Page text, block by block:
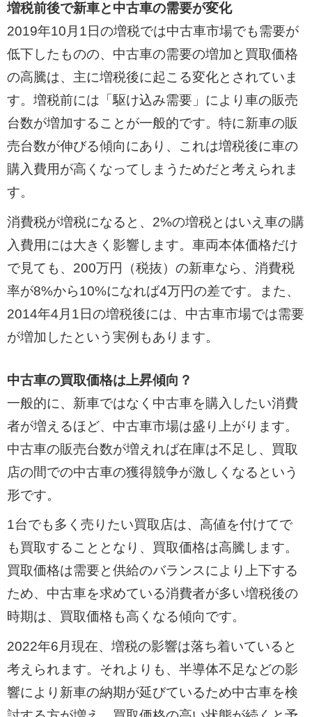
増税前後で新車と中古車の需要が変化
2019年10月1日の増税では中古車市場でも需要が
低下したものの、中古車の需要の増加と買取価格
の高騰は、主に増税後に起こる変化とされていま
す。増税前には「駆け込み需要」により車の販売
台数が増加することが一般的です。特に新車の販
売台数が伸びる傾向にあり、これは増税後に車の
購入費用が高くなってしまうためだと考えられま
す。
消費税が増税になると、2%の増税とはいえ車の購
入費用には大きく影響します。車両本体価格だけ
で見ても、200万円（税抜）の新車なら、消費税
率が8%から10%になれば4万円の差です。また、
2014年4月1日の増税後には、中古車市場では需要
が増加したという実例もあります。
中古車の買取価格は上昇傾向？
一般的に、新車ではなく中古車を購入したい消費
者が増えるほど、中古車市場は盛り上がります。
中古車の販売台数が増えれば在庫は不足し、買取
店の間での中古車の獲得競争が激しくなるという
形です。
1台でも多く売りたい買取店は、高値を付けてで
も買取することとなり、買取価格は高騰します。
買取価格は需要と供給のバランスにより上下する
ため、中古車を求めている消費者が多い増税後の
時期は、買取価格も高くなる傾向です。
2022年6月現在、増税の影響は落ち着いていると
考えられます。それよりも、半導体不足などの影
響により新車の納期が延びているため中古車を検